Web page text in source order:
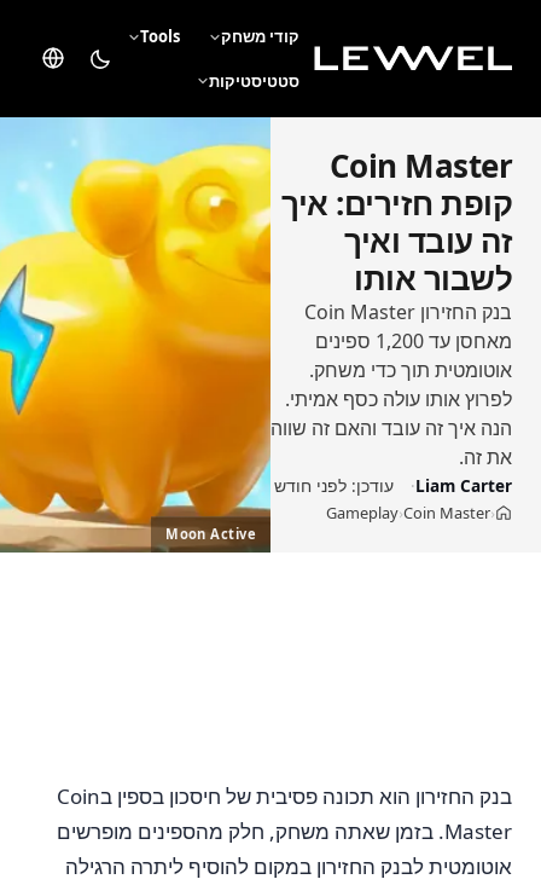
קודי משחק Tools
סטטיסטיקות
Coin Master
קופת חזירים: איך
זה עובד ואיך
לשבור אותו
בנק החזירון Coin Master
מאחסן עד 1,200 ספינים
אוטומטית תוך כדי משחק.
לפרוץ אותו עולה כסף אמיתי.
הנה איך זה עובד והאם זה שווה
את זה.
Liam Carter עודכן: לפני חודש
בית
›
Coin Master
›
Gameplay
Moon Active
בנק החזירון הוא תכונה פסיבית של חיסכון בספין בCoin
Master. בזמן שאתה משחק, חלק מהספינים מופרשים
אוטומטית לבנק החזירון במקום להוסיף ליתרה הרגילה